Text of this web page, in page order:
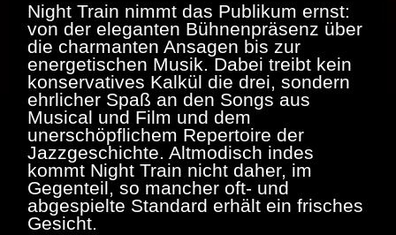
Night Train nimmt das Publikum ernst:
von der eleganten Bühnenpräsenz über
die charmanten Ansagen bis zur
energetischen Musik. Dabei treibt kein
konservatives Kalkül die drei, sondern
ehrlicher Spaß an den Songs aus
Musical und Film und dem
unerschöpflichem Repertoire der
Jazzgeschichte. Altmodisch indes
kommt Night Train nicht daher, im
Gegenteil, so mancher oft- und
abgespielte Standard erhält ein frisches
Gesicht.